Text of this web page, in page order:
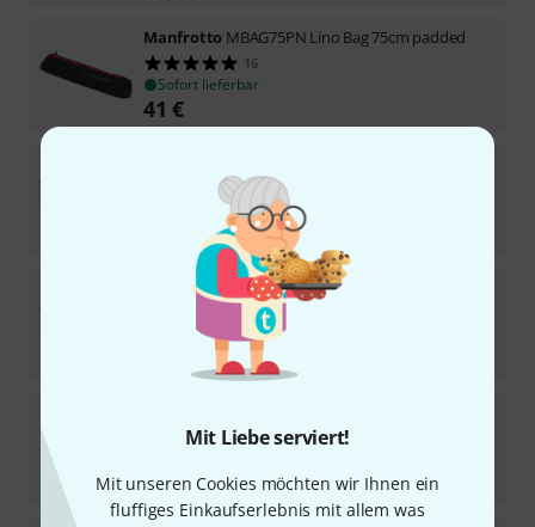
Mit Liebe serviert!
Mit unseren Cookies möchten wir Ihnen ein
fluffiges Einkaufserlebnis mit allem was
Manfrotto MBAG75PN Lino Bag 75cm padded
16
Sofort lieferbar
41 €
3
Sofort lieferbar
Case Blackmagic Design Panel
Sofort lieferbar
94€